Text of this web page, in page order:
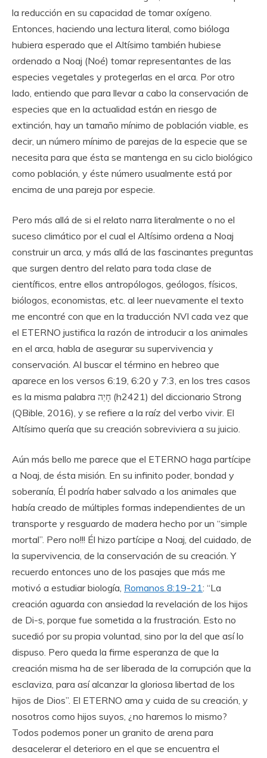
la reducción en su capacidad de tomar oxígeno.
Entonces, haciendo una lectura literal, como bióloga
hubiera esperado que el Altísimo también hubiese
ordenado a Noaj (Noé) tomar representantes de las
especies vegetales y protegerlas en el arca. Por otro
lado, entiendo que para llevar a cabo la conservación de
especies que en la actualidad están en riesgo de
extinción, hay un tamaño mínimo de población viable, es
decir, un número mínimo de parejas de la especie que se
necesita para que ésta se mantenga en su ciclo biológico
como población, y éste número usualmente está por
encima de una pareja por especie.
Pero más allá de si el relato narra literalmente o no el
suceso climático por el cual el Altísimo ordena a Noaj
construir un arca, y más allá de las fascinantes preguntas
que surgen dentro del relato para toda clase de
científicos, entre ellos antropólogos, geólogos, físicos,
biólogos, economistas, etc. al leer nuevamente el texto
me encontré con que en la traducción NVI cada vez que
el ETERNO justifica la razón de introducir a los animales
en el arca, habla de asegurar su supervivencia y
conservación. Al buscar el término en hebreo que
aparece en los versos 6:19, 6:20 y 7:3, en los tres casos
es la misma palabra חָיַה (h2421) del diccionario Strong
(QBible, 2016), y se refiere a la raíz del verbo vivir. El
Altísimo quería que su creación sobreviviera a su juicio.
Aún más bello me parece que el ETERNO haga partícipe
a Noaj, de ésta misión. En su infinito poder, bondad y
soberanía, Él podría haber salvado a los animales que
había creado de múltiples formas independientes de un
transporte y resguardo de madera hecho por un “simple
mortal”. Pero no!!! Él hizo partícipe a Noaj, del cuidado, de
la supervivencia, de la conservación de su creación. Y
recuerdo entonces uno de los pasajes que más me
motivó a estudiar biología, Romanos 8:19-21: “La
creación aguarda con ansiedad la revelación de los hijos
de Di-s, porque fue sometida a la frustración. Esto no
sucedió por su propia voluntad, sino por la del que así lo
dispuso. Pero queda la firme esperanza de que la
creación misma ha de ser liberada de la corrupción que la
esclaviza, para así alcanzar la gloriosa libertad de los
hijos de Dios”. El ETERNO ama y cuida de su creación, y
nosotros como hijos suyos, ¿no haremos lo mismo?
Todos podemos poner un granito de arena para
desacelerar el deterioro en el que se encuentra el